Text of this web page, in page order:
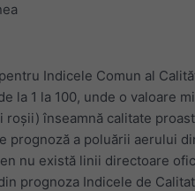
Indicele Comun al
la 1 la 100, unde o valoare
înseamnă calitate
prognoză a poluării aerului
nu există linii directoare
prognoza Indicele de